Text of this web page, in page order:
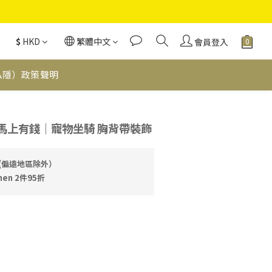
$ HKD 繁體中文 會員登入
）政策聲明
上有錢｜寵物坐騎 胸背帶裝飾
遠地區除外）
2件95折